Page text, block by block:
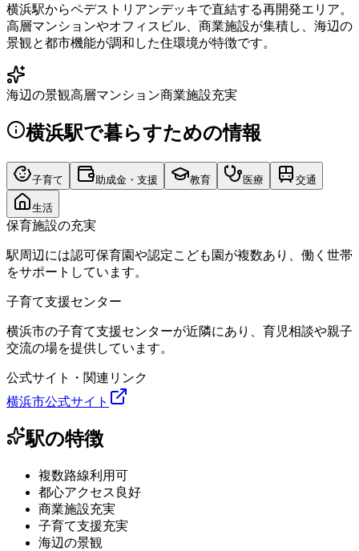
横浜駅からペデストリアンデッキで直結する再開発エリア。
高層マンションやオフィスビル、商業施設が集積し、海辺の
景観と都市機能が調和した住環境が特徴です。
海辺の景観高層マンション商業施設充実
横浜駅で暮らすための情報
子育て 助成金・支援 教育 医療 交通
生活
保育施設の充実
駅周辺には認可保育園や認定こども園が複数あり、働く世帯
をサポートしています。
子育て支援センター
横浜市の子育て支援センターが近隣にあり、育児相談や親子
交流の場を提供しています。
公式サイト・関連リンク
横浜市公式サイト
駅の特徴
複数路線利用可
都心アクセス良好
商業施設充実
子育て支援充実
海辺の景観